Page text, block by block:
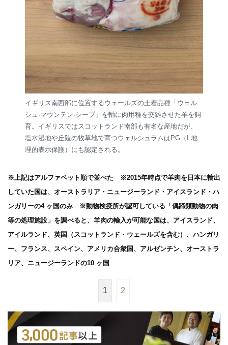
イギリス南西部に位置するウェールズの土着品種「ウェル
シュ·マウンテン·シープ」を軸に肉用種を交雑させた羊を飼
育。イギリスではスコットランド南部も有名な産地だが、
塩水湿地や丘陵の牧草地で育つウェルシュラムはPG（I 地
理的表示保護）にも認定される。
※上記はアルファベット順で並べた ※2015年時点で羊肉を日本に輸出
していた国は、オーストラリア・ニュージーランド・アイスランド・ハ
ンガリーの4 ヶ国のみ ※動物検疫所が認可している「偶蹄類動物の肉
等の処理施設」を調べると、羊肉の輸入が可能な国は、アイスランド、
アイルランド、英国（スコットランド・ウェールズを含む）、ハンガリ
ー、フランス、スペイン、アメリカ合衆国、アルゼンチン、オーストラ
リア、ニュージーランドの10 ヶ国
1 2